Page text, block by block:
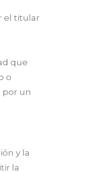
el titular
que
o
por un
y la
la